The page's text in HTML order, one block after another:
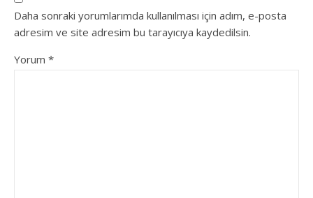
Daha sonraki yorumlarımda kullanılması için adım, e-posta
adresim ve site adresim bu tarayıcıya kaydedilsin.
Yorum *